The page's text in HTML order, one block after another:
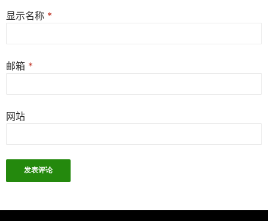
显示名称 *
邮箱 *
网站